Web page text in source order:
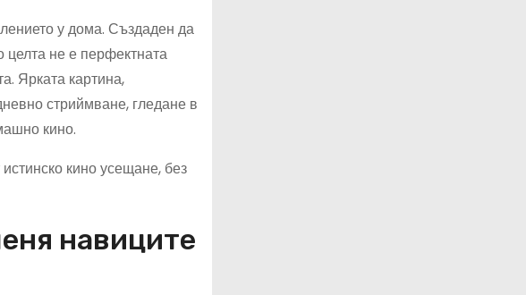
у дома. Създаден да
целта не е перфектната
Ярката картина,
стриймване, гледане в
кино.
кино усещане, без
навиците